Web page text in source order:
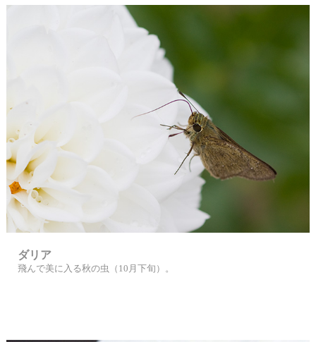
ダリア
飛んで美に入る秋の虫（10月下旬）。